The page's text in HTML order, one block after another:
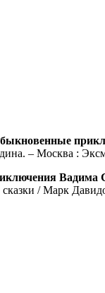
– Москва :
/ Марк